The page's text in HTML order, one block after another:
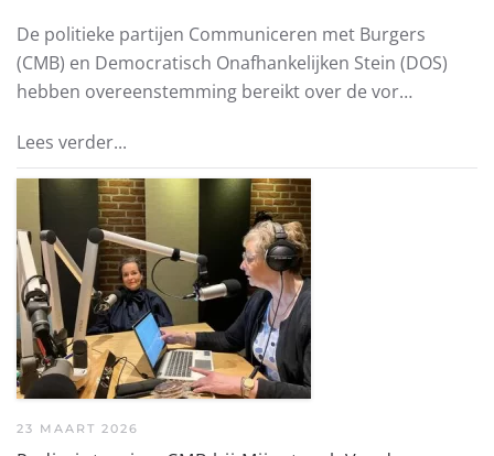
De politieke partijen Communiceren met Burgers
(CMB) en Democratisch Onafhankelijken Stein (DOS)
hebben overeenstemming bereikt over de vor…
Lees verder...
23 MAART 2026